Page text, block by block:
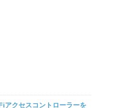
アクセスコントローラーを